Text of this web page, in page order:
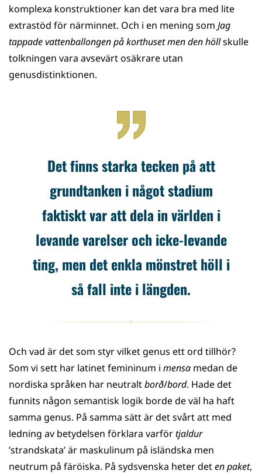
komplexa konstruktioner kan det vara bra med lite
extrastöd för närminnet. Och i en mening som Jag
tappade vattenballongen på korthuset men den höllskulle
tolkningen vara avsevärt osäkrare utan
genusdistinktionen.
Det finns starka tecken på att
grundtanken i något stadium
faktiskt var att dela in världen i
levande varelser och icke-levande
ting, men det enkla mönstret höll i
så fall inte i längden.
Och vad är det som styr vilket genus ett ord tillhör?
Som vi sett har latinet femininum i mensa medan de
nordiska språken har neutraltborð/bord. Hade det
funnits någon semantisk logik borde de väl ha haft
samma genus. På samma sätt är det svårt att med
ledning av betydelsen förklara varförtjaldur
’strandskata’ är maskulinum på isländska men
neutrum på färöiska. På sydsvenska heter deten paket,